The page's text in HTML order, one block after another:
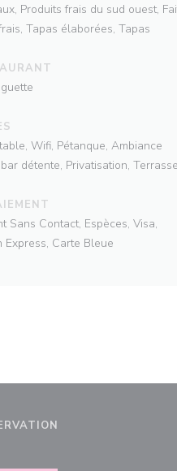
Produits frais du sud ouest,
Tapas élaborées, Tapas
Wifi, Pétanque, Ambiance
détente, Privatisation, Terrasse
Sans Contact, Espèces, Visa,
Express, Carte Bleue